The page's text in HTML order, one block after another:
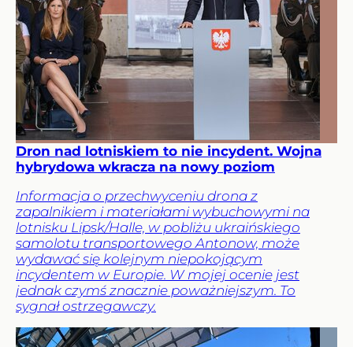
Dron nad lotniskiem to nie incydent. Wojna
hybrydowa wkracza na nowy poziom
Informacja o przechwyceniu drona z
zapalnikiem i materiałami wybuchowymi na
lotnisku Lipsk/Halle, w pobliżu ukraińskiego
samolotu transportowego Antonow, może
wydawać się kolejnym niepokojącym
incydentem w Europie. W mojej ocenie jest
jednak czymś znacznie poważniejszym. To
sygnał ostrzegawczy.